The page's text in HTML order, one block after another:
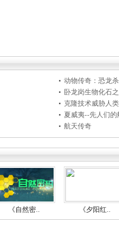
动物传奇：恐龙
卧龙岗生物化石
克隆技术威胁人
夏威夷--先人们的
航天传奇
《自然密.. 《夕阳红..